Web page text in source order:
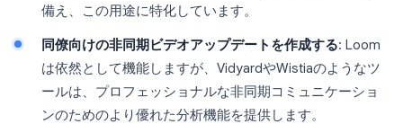
備え、この用途に特化しています。
同僚向けの非同期ビデオアップデートを作成する: Loom
は依然として機能しますが、VidyardやWistiaのようなツ
ールは、プロフェッショナルな非同期コミュニケーショ
ンのためのより優れた分析機能を提供します。